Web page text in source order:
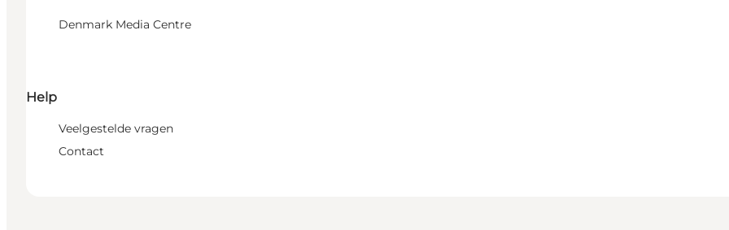
Denmark Media Centre
Help
Veelgestelde vragen
Contact